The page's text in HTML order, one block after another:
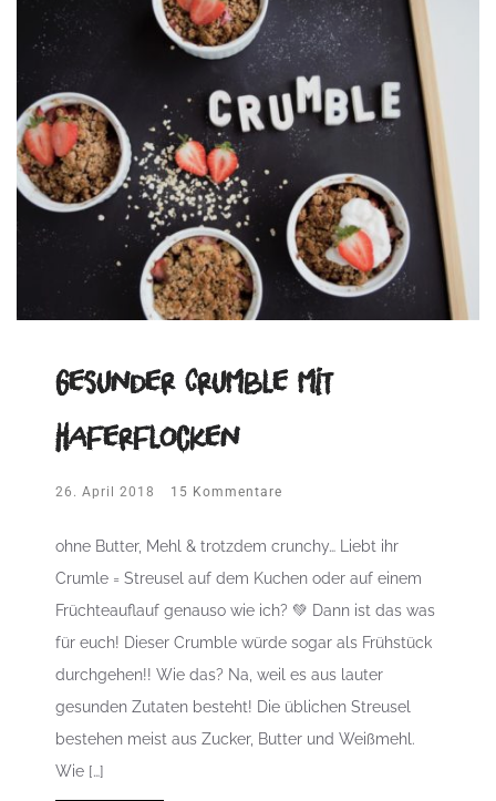
Gesunder Crumble mit
Haferflocken
26. April 2018 15 Kommentare
ohne Butter, Mehl & trotzdem crunchy… Liebt ihr
Crumle = Streusel auf dem Kuchen oder auf einem
Früchteauflauf genauso wie ich? 💚 Dann ist das was
für euch! Dieser Crumble würde sogar als Frühstück
durchgehen!! Wie das? Na, weil es aus lauter
gesunden Zutaten besteht! Die üblichen Streusel
bestehen meist aus Zucker, Butter und Weißmehl.
Wie […]